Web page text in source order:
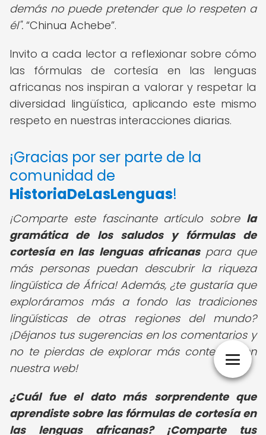
demás no puede pretender que lo respeten a
él". Chinua Achebe .
Invito a cada lector a reflexionar sobre cómo
las fórmulas de cortesía en las lenguas
africanas nos inspiran a valorar y respetar la
diversidad lingüística, aplicando este mismo
respeto en nuestras interacciones diarias.
¡Gracias por ser parte de la
comunidad de
HistoriaDeLasLenguas!
¡Comparte este fascinante artículo sobre la
gramática de los saludos y fórmulas de
cortesía en las lenguas africanaspara que
más personas puedan descubrir la riqueza
lingüística de África! Además, ¿te gustaría que
exploráramos más a fondo las tradiciones
lingüísticas de otras regiones del mundo?
¡Déjanos tus sugerencias en los comentarios y
no te pierdas de explorar más contenido en
nuestra web!
¿Cuál fue el dato más sorprendente que
aprendiste sobre las fórmulas de cortesía en
las lenguas africanas? ¡Comparte tus